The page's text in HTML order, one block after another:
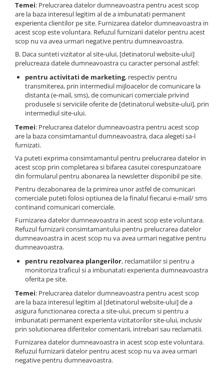
Temei: Prelucrarea datelor dumneavoastra pentru acest scop
are la baza interesul legitim al de a imbunatati permanent
experienta clientilor pe site. Furnizarea datelor dumneavoastra in
acest scop este voluntara. Refuzul furnizarii datelor pentru acest
scop nu va avea urmari negative pentru dumneavoastra.
B. Daca sunteti vizitator al site-ului, [detinatorul website-ului]
prelucreaza datele dumneavoastra cu caracter personal astfel:
pentru activitati de marketing, respectiv pentru
transmiterea, prin intermediul mijloacelor de comunicare la
distanta (e-mail, sms), de comunicari comerciale privind
produsele si serviciile oferite de [detinatorul website-ului], prin
intermediul site-ului.
Temei: Prelucrarea datelor dumneavoastra pentru acest scop
are la baza consimtamantul dumneavoastra, daca alegeti sa-l
furnizati.
Va puteti exprima consimtamantul pentru prelucrarea datelor in
acest scop prin completarea si bifarea casutei corespunzatoare
din formularul pentru abonarea la newsletter disponibil pe site.
Pentru dezabonarea de la primirea unor astfel de comunicari
comerciale puteti folosi optiunea de la finalul fiecarui e-mail/ sms
continand comunicari comerciale.
Furnizarea datelor dumneavoastra in acest scop este voluntara.
Refuzul furnizarii consimtamantului pentru prelucrarea datelor
dumneavoastra in acest scop nu va avea urmari negative pentru
dumneavoastra.
pentru rezolvarea plangerilor, reclamatiilor si pentru a
monitoriza traficul si a imbunatati experienta dumneavoastra
oferita pe site.
Temei: Prelucrarea datelor dumneavoastra pentru acest scop
are la baza interesul legitim al [detinatorul website-ului] de a
asigura functionarea corecta a site-ului, precum si pentru a
imbunatati permanent experienta vizitatorilor site-ului, inclusiv
prin solutionarea diferitelor comentarii, intrebari sau reclamatii.
Furnizarea datelor dumneavoastra in acest scop este voluntara.
Refuzul furnizarii datelor pentru acest scop nu va avea urmari
negative pentru dumneavoastra.